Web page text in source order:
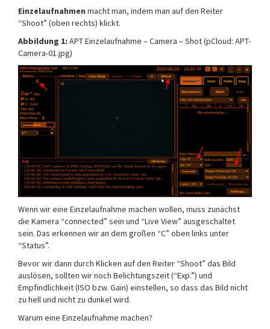
Einzelaufnahmen macht man, indem man auf den Reiter
“Shoot” (oben rechts) klickt.
Abbildung 1: APT Einzelaufnahme – Camera – Shot (pCloud: APT-
Camera-01.jpg)
Wenn wir eine Einzelaufnahme machen wollen, muss zunächst
die Kamera “connected” sein und “Live View” ausgeschaltet
sein. Das erkennen wir an dem großen “C” oben links unter
“Status”.
Bevor wir dann durch Klicken auf den Reiter “Shoot” das Bild
auslösen, sollten wir noch Belichtungszeit (“Exp.”) und
Empfindlichkeit (ISO bzw. Gain) einstellen, so dass das Bild nicht
zu hell und nicht zu dunkel wird.
Warum eine Einzelaufnahme machen?